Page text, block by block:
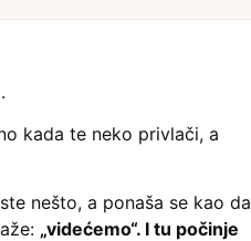
kada te neko privlači, a
nešto, a ponaša se kao da
„videćemo“. I tu počinje